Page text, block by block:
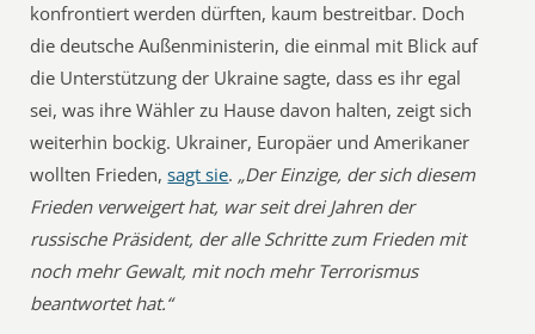
konfrontiert werden dürften, kaum bestreitbar. Doch
die deutsche Außenministerin, die einmal mit Blick auf
die Unterstützung der Ukraine sagte, dass es ihr egal
sei, was ihre Wähler zu Hause davon halten, zeigt sich
weiterhin bockig. Ukrainer, Europäer und Amerikaner
wollten Frieden,sagt sie. „Der Einzige, der sich diesem
Frieden verweigert hat, war seit drei Jahren der
russische Präsident, der alle Schritte zum Frieden mit
noch mehr Gewalt, mit noch mehr Terrorismus
beantwortet hat.“